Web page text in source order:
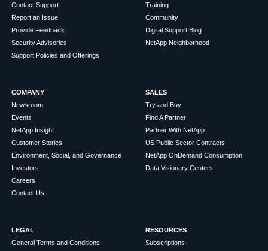
Contact Support
Report an Issue
Provide Feedback
Security Advisories
Support Policies and Offerings
Training
Community
Digital Support Blog
NetApp Neighborhood
COMPANY
Newsroom
Events
NetApp Insight
Customer Stories
Environment, Social, and Governance
Investors
Careers
Contact Us
SALES
Try and Buy
Find A Partner
Partner With NetApp
US Public Sector Contracts
NetApp OnDemand Consumption
Data Visionary Centers
LEGAL
General Terms and Conditions
RESOURCES
Subscriptions